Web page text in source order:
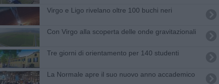
Virgo e Ligo rivelano oltre 100 buchi neri
Con Virgo alla scoperta delle onde gravitazionali
Tre giorni di orientamento per 140 studenti
La Normale apre il suo nuovo anno accademico